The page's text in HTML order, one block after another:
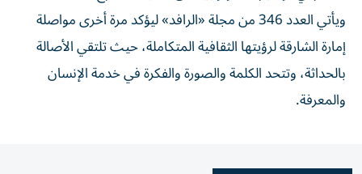
ويأتي العدد 346 من مجلة «الرافد» ليؤكد مرة أخرى مواصلة
إمارة الشارقة لرؤيتها الثقافية المتكاملة، حيث تلتقي الأصالة
بالحداثة، وتتحد الكلمة والصورة والفكرة في خدمة الإنسان
والمعرفة.